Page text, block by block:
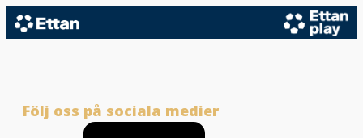
Följ oss på sociala medier